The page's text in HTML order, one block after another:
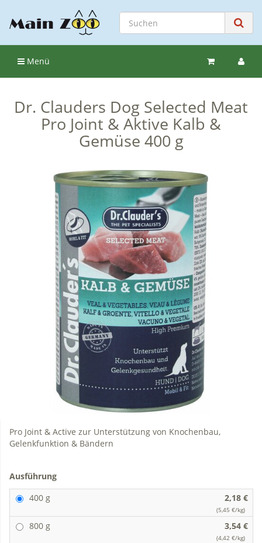
Menü
Dr. Clauders Dog Selected Meat
Pro Joint & Aktive Kalb &
Gemüse 400 g
Pro Joint & Active zur Unterstützung von Knochenbau,
Gelenkfunktion & Bändern
Ausführung
400 g
2,18 €
(5,45 €/kg)
800 g 3,54 €
(4,42 €/kg)